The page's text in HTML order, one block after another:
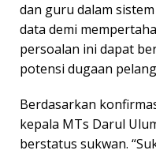
dan guru dalam
data demi
persoalan ini dapat
potensi dugaan
Berdasarkan
kepala MTs Darul
berstatus sukwan.